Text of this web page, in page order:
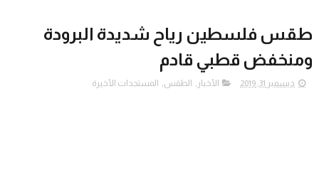
طقس فلسطين رياح شديدة البرودة
ومنخفض قطبي قادم
ديسمبر 31, 2019 الأخبار , الطقس, المستجدات الأخيرة